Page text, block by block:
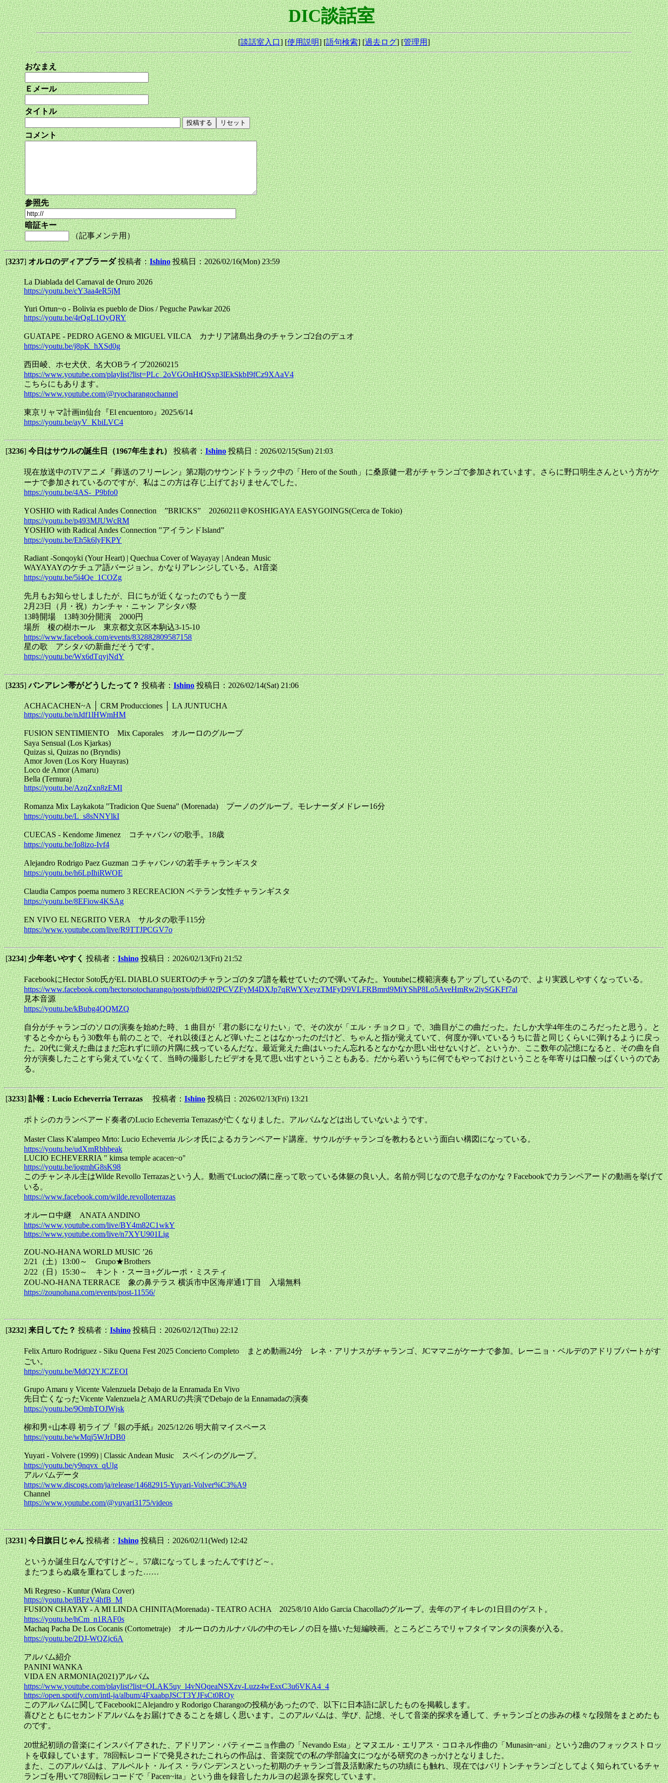
DIC談話室
[談話室入口] [使用説明] [語句検索] [過去ログ] [管理用]
おなまえ
Ｅメール
タイトル
コメント
参照先
暗証キー
（記事メンテ用）
[3237]オルロのディアブラーダ投稿者：Ishino 投稿日：2026/02/16(Mon) 23:59
La Diablada del Carnaval de Oruro 2026
https://youtu.be/cY3aa4eR5jM
Yuri Ortun~o - Bolivia es pueblo de Dios / Peguche Pawkar 2026
https://youtu.be/4rQgL1OyQRY
GUATAPE - PEDRO AGENO & MIGUEL VILCA カナリア諸島出身のチャランゴ2台のデュオ
https://youtu.be/j8pK_hXSd0g
西田崚、ホセ犬伏、名大OBライブ20260215
https://www.youtube.com/playlist?list=PLc_2oVGOnHtQSxp3lEkSkbI9fCz9XAaV4
こちらにもあります。
https://www.youtube.com/@ryocharangochannel
東京リャマ計画in仙台『El encuentoro』2025/6/14
https://youtu.be/ayV_KbiLVC4
[3236]今日はサウルの誕生日（1967年生まれ）投稿者：Ishino 投稿日：2026/02/15(Sun) 21:03
現在放送中のTVアニメ『葬送のフリーレン』第2期のサウンドトラック中の「Hero of the South」に桑原健一君がチャランゴで参加されています。さらに野口明生さんという方がケ
ーナで参加されているのですが、私はこの方は存じ上げておりませんでした。
https://youtu.be/4AS-_P9bfo0
YOSHIO with Radical Andes Connection ”BRICKS” 20260211＠KOSHIGAYA EASYGOINGS(Cerca de Tokio)
https://youtu.be/p493MJUWcRM
YOSHIO with Radical Andes Connection ”アイランドIsland”
https://youtu.be/Eh5k6lyFKPY
Radiant -Sonqoyki (Your Heart) | Quechua Cover of Wayayay | Andean Music
WAYAYAYのケチュア語バージョン。かなりアレンジしている。AI音楽
https://youtu.be/5i4Qe_1COZg
先月もお知らせしましたが、日にちが近くなったのでもう一度
2月23日（月・祝）カンチャ・ニャン アシタバ祭
13時開場 13時30分開演 2000円
場所 榎の樹ホール 東京都文京区本駒込3-15-10
https://www.facebook.com/events/832882809587158
星の歌 アシタバの新曲だそうです。
https://youtu.be/Wx6dTqyjNdY
[3235]バンアレン帯がどうしたって？投稿者：Ishino 投稿日：2026/02/14(Sat) 21:06
ACHACACHEN~A │ CRM Producciones │ LA JUNTUCHA
https://youtu.be/nJdf1lHWmHM
FUSION SENTIMIENTO Mix Caporales オルーロのグループ
Saya Sensual (Los Kjarkas)
Quizas si, Quizas no (Bryndis)
Amor Joven (Los Kory Huayras)
Loco de Amor (Amaru)
Bella (Ternura)
https://youtu.be/AzqZxn8zEMI
Romanza Mix Laykakota "Tradicion Que Suena" (Morenada) プーノのグループ。モレナーダメドレー16分
https://youtu.be/L_s8sNNYlkI
CUECAS - Kendome Jimenez コチャバンバの歌手。18歳
https://youtu.be/Io8izo-Ivf4
Alejandro Rodrigo Paez Guzman コチャバンバの若手チャランギスタ
https://youtu.be/h6LpIhiRWOE
Claudia Campos poema numero 3 RECREACION ベテラン女性チャランギスタ
https://youtu.be/8EFiow4KSAg
EN VIVO EL NEGRITO VERA サルタの歌手115分
https://www.youtube.com/live/R9TTJPCGV7o
[3234]少年老いやすく投稿者：Ishino 投稿日：2026/02/13(Fri) 21:52
FacebookにHector Soto氏がEL DIABLO SUERTOのチャランゴのタブ譜を載せていたので弾いてみた。Youtubeに模範演奏もアップしているので、より実践しやすくなっている。
https://www.facebook.com/hectorsotocharango/posts/pfbid02fPCVZFyM4DXJp7qRWYXeyzTMFyD9VLFRBmrd9MiYShP8Lo5AveHmRw2iySGKFf7al
見本音源
https://youtu.be/kBubg4QQMZQ
自分がチャランゴのソロの演奏を始めた時、１曲目が「君の影になりたい」で、その次が「エル・チョクロ」で、3曲目がこの曲だった。たしか大学4年生のころだったと思う。と
すると今からもう30数年も前のことで、それ以後ほとんど弾いたことはなかったのだけど、ちゃんと指が覚えていて、何度か弾いているうちに昔と同じくらいに弾けるように戻っ
た。20代に覚えた曲はまだ忘れずに頭の片隅に残っているんだな。最近覚えた曲はいったん忘れるとなかなか思い出せないけど。というか、ここ数年の記憶になると、その曲を自
分が演奏したことすら覚えていなくて、当時の撮影したビデオを見て思い出すということもある。だから若いうちに何でもやっておけということを年寄りは口酸っぱくいうのであ
る。
[3233]訃報：Lucio Echeverria Terrazas投稿者：Ishino 投稿日：2026/02/13(Fri) 13:21
ポトシのカランペアード奏者のLucio Echeverria Terrazasが亡くなりました。アルバムなどは出していないようです。
Master Class K'alampeo Mrto: Lucio Echeverria ルシオ氏によるカランペアード講座。サウルがチャランゴを教わるという面白い構図になっている。
https://youtu.be/udXmRbhbeak
LUCIO ECHEVERRIA " kimsa temple acacen~o"
https://youtu.be/iogmhG8sK98
このチャンネル主はWilde Revollo Terrazasという人。動画でLucioの隣に座って歌っている体躯の良い人。名前が同じなので息子なのかな？Facebookでカランペアードの動画を挙げて
いる。
https://www.facebook.com/wilde.revolloterrazas
オルーロ中継 ANATA ANDINO
https://www.youtube.com/live/BY4m82C1wkY
https://www.youtube.com/live/n7XYU901Lig
ZOU-NO-HANA WORLD MUSIC ’26
2/21（土）13:00～ Grupo★Brothers
2/22（日）15:30～ キント・スーヨ+グルーポ・ミスティ
ZOU-NO-HANA TERRACE 象の鼻テラス 横浜市中区海岸通1丁目 入場無料
https://zounohana.com/events/post-11556/
[3232]来日してた？投稿者：Ishino 投稿日：2026/02/12(Thu) 22:12
Felix Arturo Rodriguez - Siku Quena Fest 2025 Concierto Completo まとめ動画24分 レネ・アリナスがチャランゴ、JCママニがケーナで参加。レーニョ・ベルデのアドリブパートがす
ごい。
https://youtu.be/MdQ2YJCZEOI
Grupo Amaru y Vicente Valenzuela Debajo de la Enramada En Vivo
先日亡くなったVicente ValenzuelaとAMARUの共演でDebajo de la Ennamadaの演奏
https://youtu.be/9OmbTOJWjsk
柳和男+山本尋 初ライブ『銀の手紙』2025/12/26 明大前マイスペース
https://youtu.be/wMqj5WJrDB0
Yuyari - Volvere (1999) | Classic Andean Music スペインのグループ。
https://youtu.be/y9nqvx_qUlg
アルバムデータ
https://www.discogs.com/ja/release/14682915-Yuyari-Volver%C3%A9
Channel
https://www.youtube.com/@yuyari3175/videos
[3231]今日旗日じゃん投稿者：Ishino 投稿日：2026/02/11(Wed) 12:42
というか誕生日なんですけど～。57歳になってしまったんですけど～。
またつまらぬ歳を重ねてしまった……
Mi Regreso - Kuntur (Wara Cover)
https://youtu.be/lBFzV4hfB_M
FUSION CHAYAY - A MI LINDA CHINITA(Morenada) - TEATRO ACHA 2025/8/10 Aldo Garcia Chacollaのグループ。去年のアイキレの1日目のゲスト。
https://youtu.be/hCm_n1RAF0s
Machaq Pacha De Los Cocanis (Cortometraje) オルーロのカルナバルの中のモレノの日を描いた短編映画。ところどころでリャフタイマンタの演奏が入る。
https://youtu.be/2DJ-WQZjc6A
アルバム紹介
PANINI WANKA
VIDA EN ARMONIA(2021)アルバム
https://www.youtube.com/playlist?list=OLAK5uy_l4vNQqeaNSXzv-Luzz4wEsxC3u6VKA4_4
https://open.spotify.com/intl-ja/album/4FxaabpJSCT3YJFsCt0ROy
このアルバムに関してFacebookにAlejandro y Rodorigo Charangoの投稿があったので、以下に日本語に訳したものを掲載します。
喜びとともにセカンドアルバムをお届けできることを嬉しく思います。このアルバムは、学び、記憶、そして音楽的探求を通して、チャランゴとの歩みの様々な段階をまとめたも
のです。
20世紀初頭の音楽にインスパイアされた、アドリアン・パティーニョ作曲の「Nevando Esta」とマヌエル・エリアス・コロネル作曲の「Munasin~ani」という2曲のフォックストロッ
トを収録しています。78回転レコードで発見されたこれらの作品は、音楽院での私の学部論文につながる研究のきっかけとなりました。
また、このアルバムは、アルベルト・ルイス・ラバンデンスといった初期のチャランゴ普及活動家たちの功績にも触れ、現在ではバリトンチャランゴとしてよく知られているチャ
ランゴを用いて78回転レコードで「Pacen~ita」という曲を録音したカルヨの起源を探究しています。